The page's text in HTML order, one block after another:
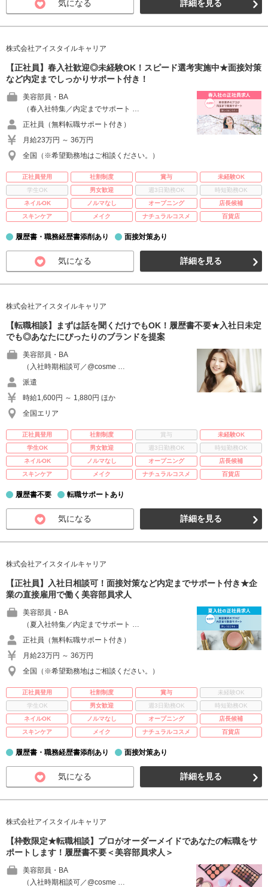
気になる 詳細を見る
株式会社アイスタイルキャリア
【正社員】春入社歓迎◎未経験OK！スピード選考実施中★面接対策
など内定までしっかりサポート付き！
美容部員・BA
（春入社特集／内定までサポート …
正社員（無料転職サポート付き）
月給23万円 ～ 36万円
全国（※希望勤務地はご相談ください。）
正社員登用 社割制度 賞与
未経験OK
学生OK
男女歓迎 週3日勤務OK
時短勤務OK
ネイルOK
ノルマなし オープニング
店長候補
スキンケア
メイク ナチュラルコスメ 百貨店
履歴書・職務経歴書添削あり 面接対策あり
気になる 詳細を見る
株式会社アイスタイルキャリア
【転職相談】まずは話を聞くだけでもOK！履歴書不要★入社日未定
でも◎あなたにぴったりのブランドを提案
美容部員・BA
（入社時期相談可／@cosme …
派遣
時給1,600円 ～ 1,880円 ほか
全国エリア
正社員登用 社割制度 賞与
未経験OK
学生OK
男女歓迎 週3日勤務OK
時短勤務OK
ネイルOK
ノルマなし オープニング
店長候補
スキンケア
メイク ナチュラルコスメ 百貨店
履歴書不要 転職サポートあり
気になる 詳細を見る
株式会社アイスタイルキャリア
【正社員】入社日相談可！面接対策など内定までサポート付き★企
業の直接雇用で働く美容部員求人
美容部員・BA
（夏入社特集／内定までサポート …
正社員（無料転職サポート付き）
月給23万円 ～ 36万円
全国（※希望勤務地はご相談ください。）
正社員登用 社割制度 賞与
未経験OK
学生OK
男女歓迎 週3日勤務OK
時短勤務OK
ネイルOK
ノルマなし オープニング
店長候補
スキンケア
メイク ナチュラルコスメ 百貨店
履歴書・職務経歴書添削あり 面接対策あり
気になる 詳細を見る
株式会社アイスタイルキャリア
【枠数限定★転職相談】プロがオーダーメイドであなたの転職をサ
ポートします！履歴書不要＜美容部員求人＞
美容部員・BA
（入社時期相談可／@cosme …